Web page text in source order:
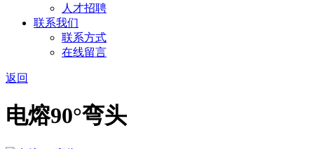
人才招聘
联系我们
联系方式
在线留言
返回
电熔90°弯头